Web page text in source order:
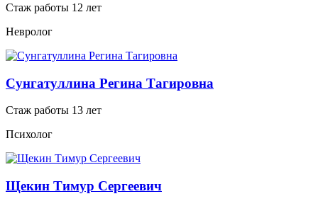
Стаж работы 12 лет
Невролог
Сунгатуллина Регина Тагировна
Стаж работы 13 лет
Психолог
Щекин Тимур Сергеевич